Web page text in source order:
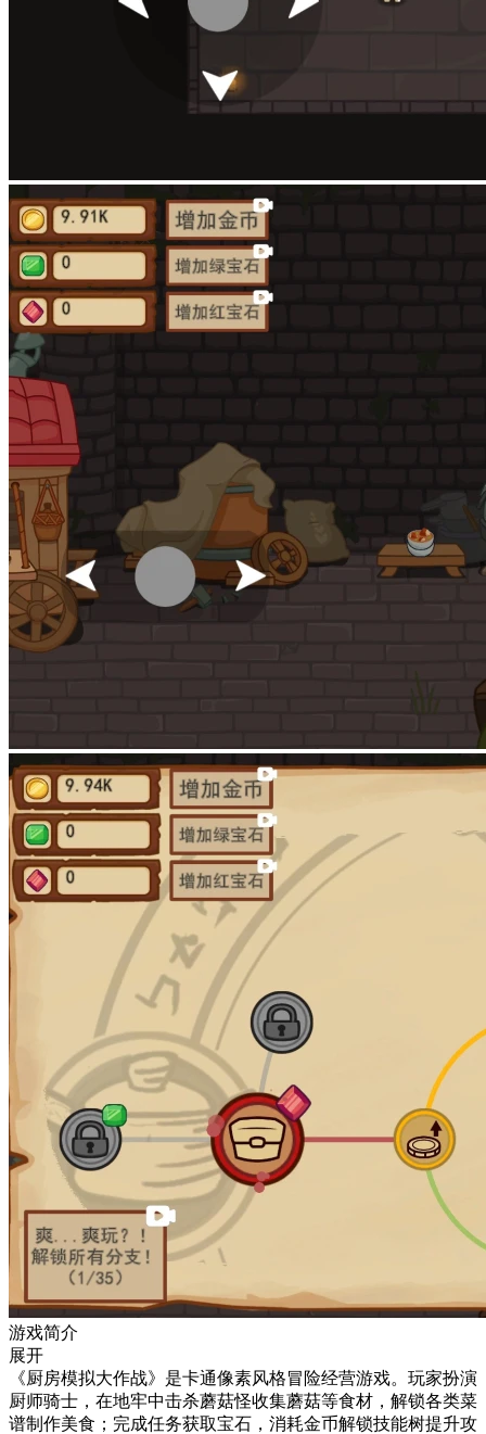
游戏简介
展开
《厨房模拟大作战》是卡通像素风格冒险经营游戏。玩家扮演
厨师骑士，在地牢中击杀蘑菇怪收集蘑菇等食材，解锁各类菜
谱制作美食；完成任务获取宝石，消耗金币解锁技能树提升攻